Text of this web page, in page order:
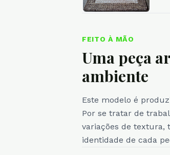
FEITO À MÃO
Uma peça
ambiente
Este modelo é
Por se tratar de
variações de textura,
identidade de cada